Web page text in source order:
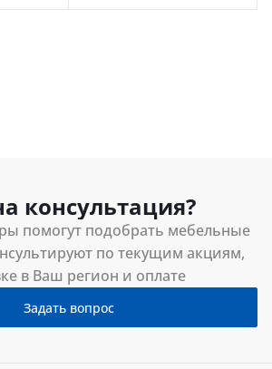
консультация?
помогут подобрать мебельные
по текущим акциям,
в Ваш регион и оплате
Задать вопрос